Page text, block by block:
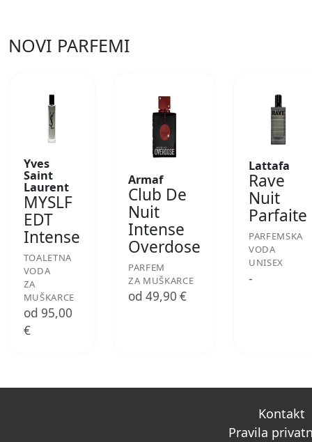
NOVI PARFEMI
Yves
Saint
Laurent
MYSLF
EDT
Intense
TOALETNA
VODA
ZA
MUŠKARCE
od 95,00
€
Armaf
Club De
Nuit
Intense
Overdose
PARFEM
ZA MUŠKARCE
od 49,90 €
Lattafa
Rave
Nuit
Parfaite
PARFEMSKA
VODA
UNISEX
-
Kontakt
Pravila